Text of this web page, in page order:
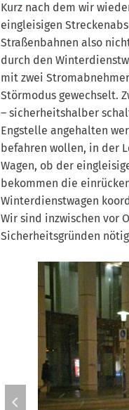
Kurz nach dem wir
eingleisigen
Straßenbahnen also
durch den
mit zwei
Störmodus gewechselt.
– sicherheitshalber
Engstelle angehalten
befahren wollen, in der
Wagen, ob der
bekommen die
Winterdienstwagen
Wir sind inzwischen vor
Sicherheitsgründen